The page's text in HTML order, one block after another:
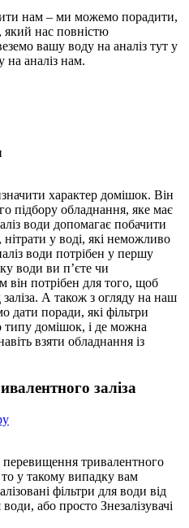
нам – ми можемо порадити,
який нас повністю
вашу воду на аналіз тут у
на аналіз нам.
характер домішок. Він
підбору обладнання, яке має
води допомагає побачити
у воді, які неможливо
води потрібен у першу
води ви п’єте чи
він потрібен для того, щоб
заліза. А також з огляду на наш
дати поради, які фільтри
типу домішок, і де можна
взяти обладнання із
заліза
тривалентного
то у такому випадку вам
фільтри для води від
або просто Знезалізувачі